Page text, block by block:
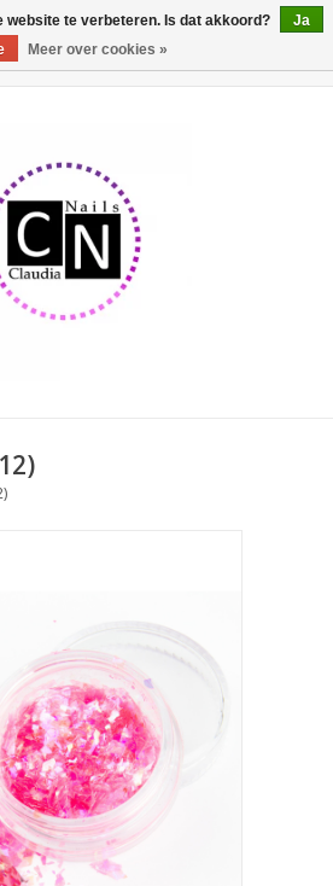
website te verbeteren. Is dat akkoord?
Ja
Meer over cookies »